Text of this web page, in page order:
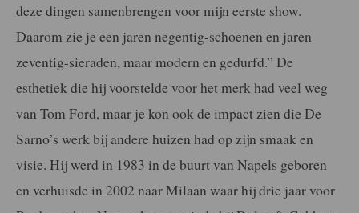
deze dingen samenbrengen voor mijn eerste show.
Daarom zie je een jaren negentig-schoenen en jaren
zeventig-sieraden, maar modern en gedurfd.” De
esthetiek die hij voorstelde voor het merk had veel weg
van Tom Ford, maar je kon ook de impact zien die De
Sarno’s werk bij andere huizen had op zijn smaak en
visie. Hij werd in 1983 in de buurt van Napels geboren
en verhuisde in 2002 naar Milaan waar hij drie jaar voor